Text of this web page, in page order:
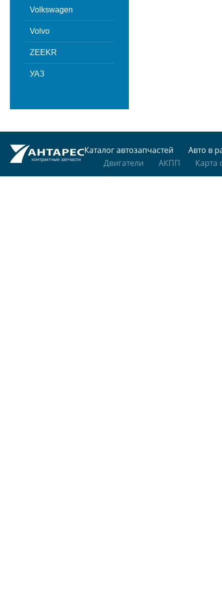
Volkswagen
Volvo
ZEEKR
УАЗ
Каталог автозапчастей
Авто в
Двигатели
АКПП Карта